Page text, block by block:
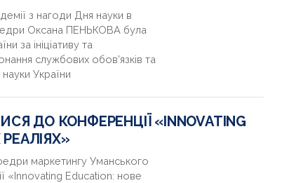
з нагоди Дня науки в
Оксана ПЕНЬКОВА була
за ініціативу та
службових обов’язків та
України
ДО КОНФЕРЕНЦІЇ «INNOVATING
маркетингу Уманського
«Innovating Education: нове